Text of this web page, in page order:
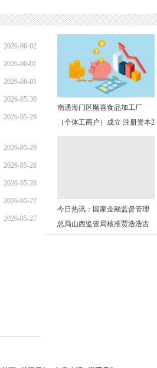
2026-06-02
06:59:18
2026-06-01
19:08:25
2026-06-01
16:08:55
2026-05-30
08:08:51
2026-05-29
2026-05-29
07:18:13
2026-05-28
16:00:32
2026-05-28
10:07:36
2026-05-27
18:06:25
2026-05-27
南通海门区顺喜食品加工厂
（个体工商户）成立 注册资本2
万人民币 焦点资讯
今日热讯：国家金融监督管理
总局山西监管局核准贾浩浩古